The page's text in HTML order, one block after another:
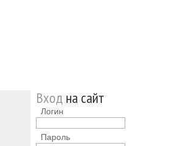
Вход на сайт
Логин
Пароль